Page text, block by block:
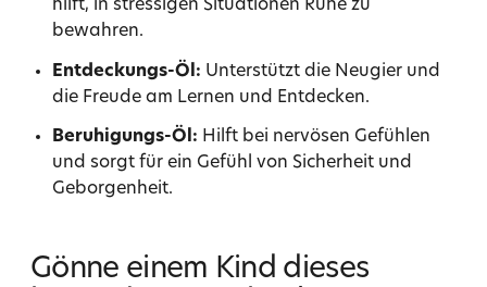
hilft, in stressigen Situationen Ruhe zu
bewahren.
Entdeckungs-Öl: Unterstützt die Neugier und
die Freude am Lernen und Entdecken.
Beruhigungs-Öl: Hilft bei nervösen Gefühlen
und sorgt für ein Gefühl von Sicherheit und
Geborgenheit.
Gönne einem Kind dieses